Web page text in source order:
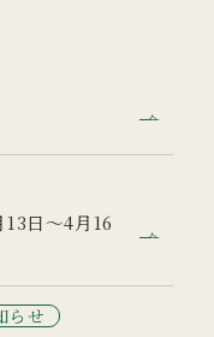
日～4月16
らせ